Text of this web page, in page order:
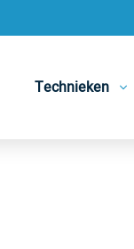
Technieken